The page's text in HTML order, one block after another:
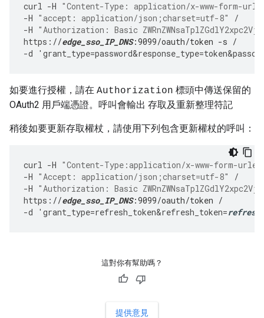
curl -H "Content-Type: application/x-www-form-
-H "accept: application/json;charset=utf-8"
/
-H "Authorization: Basic
https : //edge_sso_IP_DNS:9099/oauth/token -s /
-d ' grant_type=password&response_type=
如要進行授權，請在 Authorization 標頭中傳送保留的
OAuth2 用戶端憑證。呼叫會輸出 存取及重新整理符記
稍後如要更新存取權杖，請使用下列包含更新權杖的呼叫：
curl -H "Content-Type:application/x-www-form-
-H "Accept: application/json;charset=utf-8"
/
-H "Authorization: Basic
https : //edge_sso_IP_DNS:9099/oauth/token /
-d ' grant_type=refresh_token&refresh_token=
這對你有幫助嗎？
提供意見